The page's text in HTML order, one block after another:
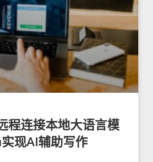
程连接本地大语言模
现AI辅助写作